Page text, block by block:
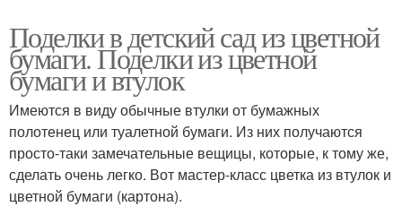
Поделки в детский сад из цветной
бумаги. Поделки из цветной
бумаги и втулок
Имеются в виду обычные втулки от бумажных
полотенец или туалетной бумаги. Из них получаются
просто-таки замечательные вещицы, которые, к тому же,
сделать очень легко. Вот мастер-класс цветка из втулок и
цветной бумаги (картона).